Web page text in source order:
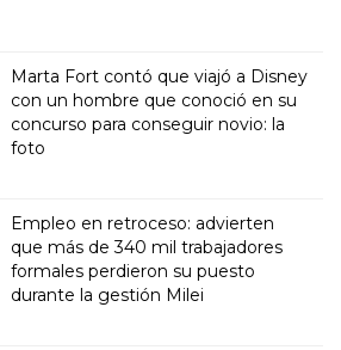
Marta Fort contó que viajó a Disney
con un hombre que conoció en su
concurso para conseguir novio: la
foto
Empleo en retroceso: advierten
que más de 340 mil trabajadores
formales perdieron su puesto
durante la gestión Milei